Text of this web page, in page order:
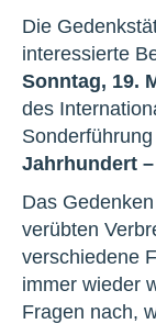
Die
interessierte
Sonntag, 19.
des
Jahrhundert
Das
verübten
verschiedene
immer wieder
Fragen nach,